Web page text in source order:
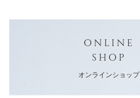
ONLINE
SHOP
オンラインショップ